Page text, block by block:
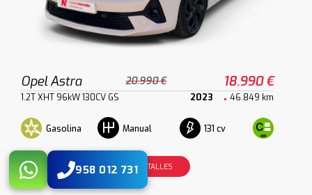
Opel Astra 20.990 € 18.990 €
1.2T XHT 96kW 130CV GS 2023 46.849 km
Gasolina Manual 131 cv
VER DETALLES
958 012 731